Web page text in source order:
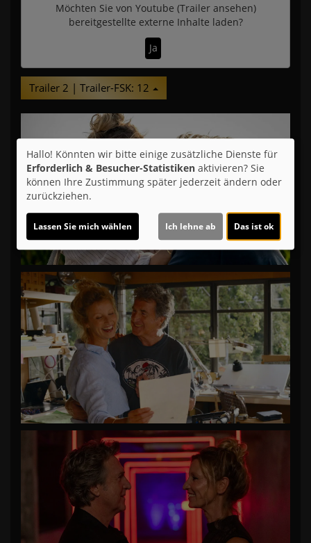
Möchten Sie von Youtube (Trailer ansehen)
bereitgestellte externe Inhalte laden?
Ja
Trailer 2 | Trailer-FSK: 12
Hallo! Könnten wir bitte einige zusätzliche Dienste für
Erforderlich & Besucher-Statistiken aktivieren? Sie
können Ihre Zustimmung später jederzeit ändern oder
zurückziehen.
Lassen Sie mich wählen Ich lehne ab Das ist ok